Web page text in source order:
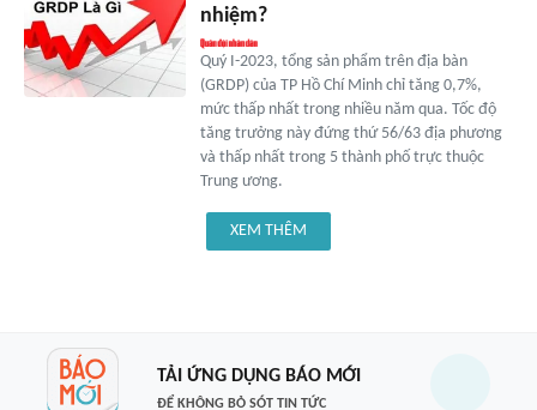
nhiệm?
Quý I-2023, tổng sản phẩm trên địa bàn
(GRDP) của TP Hồ Chí Minh chỉ tăng 0,7%,
mức thấp nhất trong nhiều năm qua. Tốc độ
tăng trưởng này đứng thứ 56/63 địa phương
và thấp nhất trong 5 thành phố trực thuộc
Trung ương.
XEM THÊM
TẢI ỨNG DỤNG BÁO MỚI
ĐỂ KHÔNG BỎ SÓT TIN TỨC